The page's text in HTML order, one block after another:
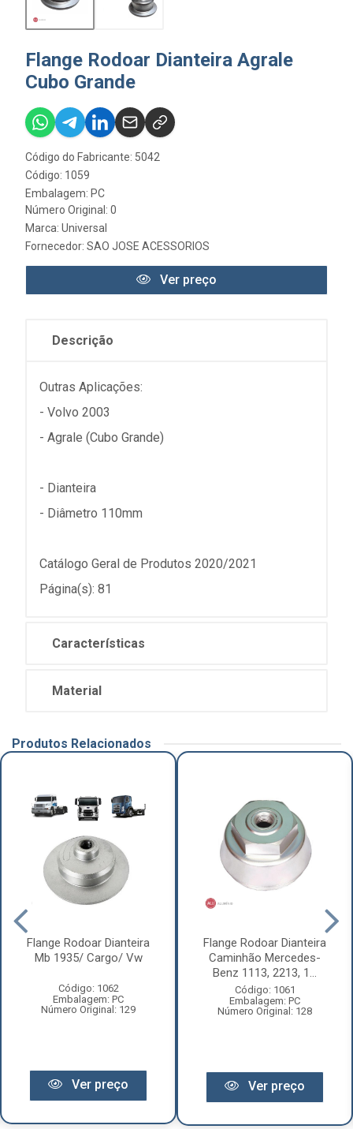
Flange Rodoar Dianteira Agrale
Cubo Grande
Código do Fabricante: 5042
Código: 1059
Embalagem: PC
Número Original: 0
Marca: Universal
Fornecedor: SAO JOSE ACESSORIOS
Ver preço
Descrição
Outras Aplicações:
- Volvo 2003
- Agrale (Cubo Grande)
- Dianteira
- Diâmetro 110mm
Catálogo Geral de Produtos 2020/2021
Página(s): 81
Características
Material
Produtos Relacionados
Flange Rodoar Dianteira
Mb 1935/ Cargo/ Vw
Código: 1062
Embalagem: PC
Número Original: 129
Ver preço
Flange Rodoar Dianteira
Caminhão Mercedes-
Benz 1113, 2213, 1...
Código: 1061
Embalagem: PC
Número Original: 128
Ver preço